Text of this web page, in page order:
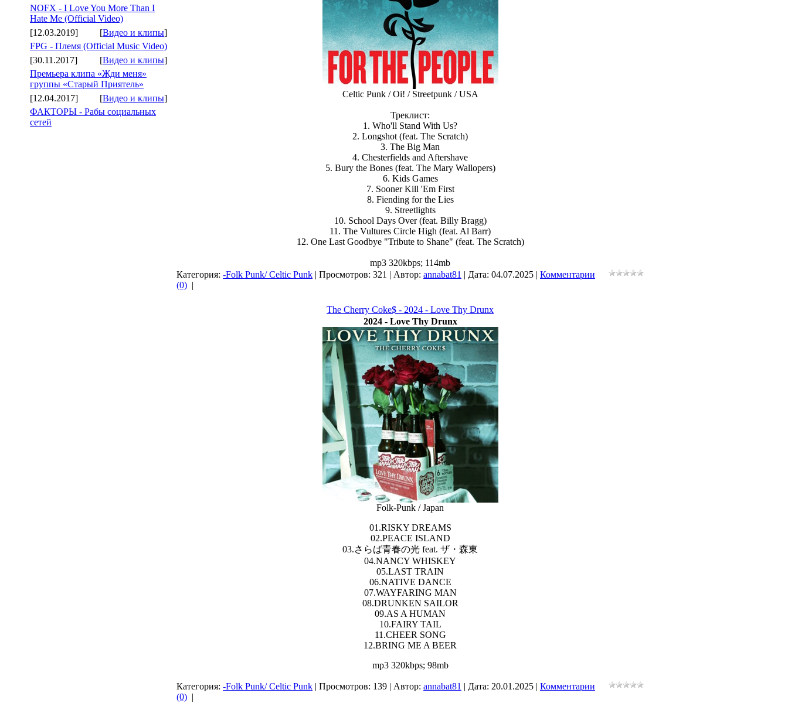
NOFX - I Love You More Than I
Hate Me (Official Video)
[12.03.2019]
[Видео и клипы]
FPG - Племя (Official Music Video)
[30.11.2017]
[Видео и клипы]
Премьера клипа «Жди меня»
группы «Старый Приятель»
[12.04.2017]
[Видео и клипы]
ФАКТОРЫ - Рабы социальных
сетей
Celtic Punk / Oi! / Streetpunk / USA
Треклист:
1. Who'll Stand With Us?
2. Longshot (feat. The Scratch)
3. The Big Man
4. Chesterfields and Aftershave
5. Bury the Bones (feat. The Mary Wallopers)
6. Kids Games
7. Sooner Kill 'Em First
8. Fiending for the Lies
9. Streetlights
10. School Days Over (feat. Billy Bragg)
11. The Vultures Circle High (feat. Al Barr)
12. One Last Goodbye "Tribute to Shane" (feat. The Scratch)
mp3 320kbps; 114mb
Категория: -Folk Punk/ Celtic Punk | Просмотров: 321 | Автор: annabat81 | Дата: 04.07.2025 | Комментарии
(0) |
The Cherry Coke$ - 2024 - Love Thy Drunx
2024 - Love Thy Drunx
Folk-Punk / Japan
01.RISKY DREAMS
02.PEACE ISLAND
03.さらば青春の光 feat. ザ・森東
04.NANCY WHISKEY
05.LAST TRAIN
06.NATIVE DANCE
07.WAYFARING MAN
08.DRUNKEN SAILOR
09.AS A HUMAN
10.FAIRY TAIL
11.CHEER SONG
12.BRING ME A BEER
mp3 320kbps; 98mb
Категория: -Folk Punk/ Celtic Punk | Просмотров: 139 | Автор: annabat81 | Дата: 20.01.2025 | Комментарии
(0) |